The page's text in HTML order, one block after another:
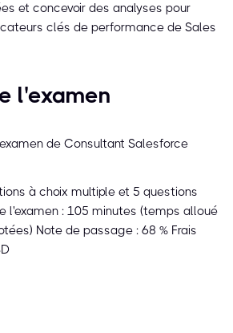
et concevoir des analyses pour
clés de performance de Sales
l'examen
de Consultant Salesforce
à choix multiple et 5 questions
l'examen : 105 minutes (temps alloué
Note de passage : 68 % Frais